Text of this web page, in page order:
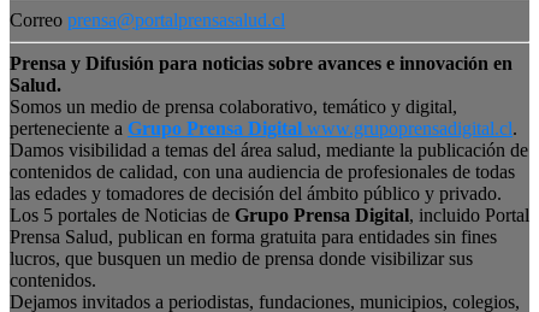
Correo prensa@portalprensasalud.cl
Prensa y Difusión para noticias sobre avances e innovación en
Salud.
Somos un medio de prensa colaborativo, temático y digital,
perteneciente a Grupo Prensa Digital www.grupoprensadigital.cl.
Damos visibilidad a temas del área salud, mediante la publicación de
contenidos de calidad, con una audiencia de profesionales de todas
las edades y tomadores de decisión del ámbito público y privado.
Los 5 portales de Noticias de Grupo Prensa Digital, incluido Portal
Prensa Salud, publican en forma gratuita para entidades sin fines
lucros, que busquen un medio de prensa donde visibilizar sus
contenidos.
Dejamos invitados a periodistas, fundaciones, municipios, colegios,